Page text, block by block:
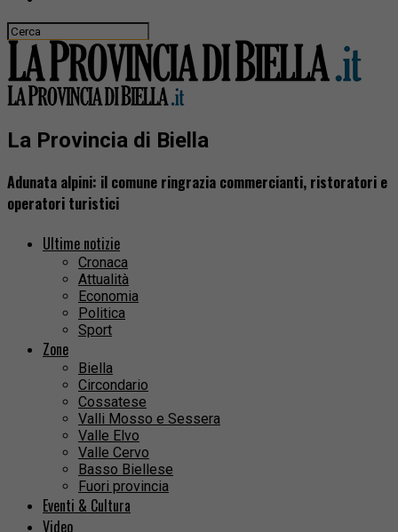
La Provincia di Biella
Adunata alpini: il comune ringrazia commercianti, ristoratori e
operatori turistici
Ultime notizie
Cronaca
Attualità
Economia
Politica
Sport
Zone
Biella
Circondario
Cossatese
Valli Mosso e Sessera
Valle Elvo
Valle Cervo
Basso Biellese
Fuori provincia
Eventi & Cultura
Video